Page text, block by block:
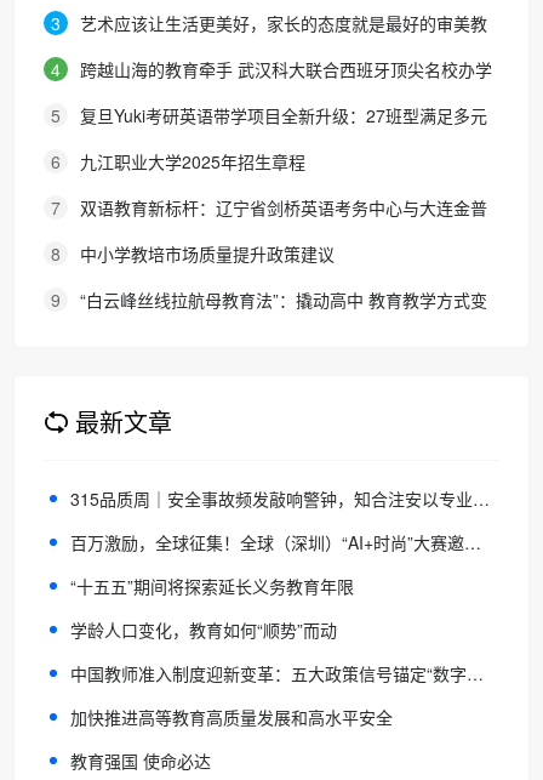
探职教语文教学新路径
3
艺术应该让生活更美好，家长的态度就是最好的审美教
育！
4
跨越山海的教育牵手 武汉科大联合西班牙顶尖名校办学
院，首届新生入学
5
复旦Yuki考研英语带学项目全新升级：27班型满足多元
需求，协议保障助力考研梦想
6
九江职业大学2025年招生章程
7
双语教育新标杆：辽宁省剑桥英语考务中心与大连金普
新区华美双语学校签约剑桥英语体系教学示范学校
8
中小学教培市场质量提升政策建议
9
“白云峰丝线拉航母教育法”：撬动高中 教育教学方式变
最新文章
315品质周｜安全事故频发敲响警钟，知合注安以专业人才筑牢行业安全防线
百万激励，全球征集！全球（深圳）“AI+时尚”大赛邀你参赛
“十五五”期间将探索延长义务教育年限
学龄人口变化，教育如何“顺势”而动
中国教师准入制度迎新变革：五大政策信号锚定“数字素养”为新的命题趋势
加快推进高等教育高质量发展和高水平安全
教育强国 使命必达